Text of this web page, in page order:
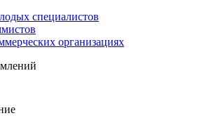
специалистов
организациях